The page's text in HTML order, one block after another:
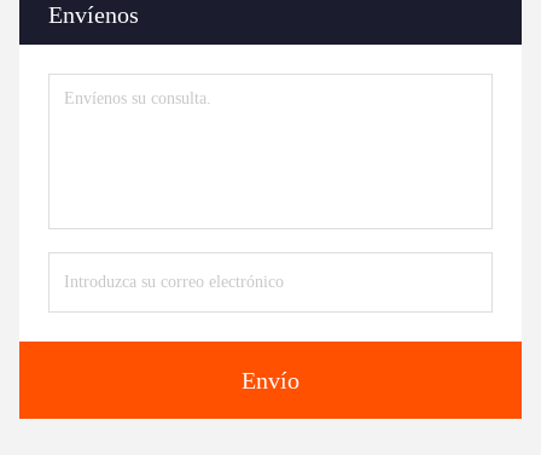
Envíenos
Envío